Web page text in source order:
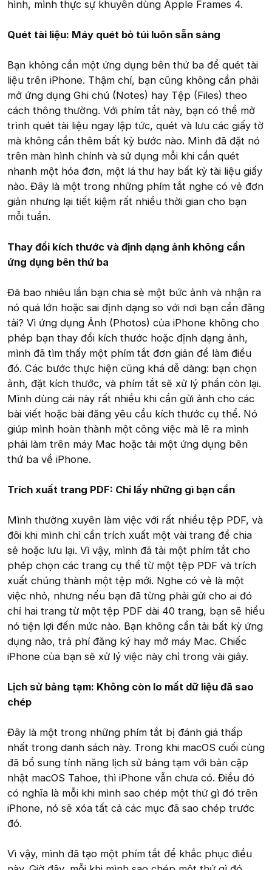
hình, mình thực sự khuyên dùng Apple Frames 4.
Quét tài liệu: Máy quét bỏ túi luôn sẵn sàng
Bạn không cần một ứng dụng bên thứ ba để quét tài
liệu trên iPhone. Thậm chí, bạn cũng không cần phải
mở ứng dụng Ghi chú (Notes) hay Tệp (Files) theo
cách thông thường. Với phím tắt này, bạn có thể mở
trình quét tài liệu ngay lập tức, quét và lưu các giấy tờ
mà không cần thêm bất kỳ bước nào. Mình đã đặt nó
trên màn hình chính và sử dụng mỗi khi cần quét
nhanh một hóa đơn, một lá thư hay bất kỳ tài liệu giấy
nào. Đây là một trong những phím tắt nghe có vẻ đơn
giản nhưng lại tiết kiệm rất nhiều thời gian cho bạn
mỗi tuần.
Thay đổi kích thước và định dạng ảnh không cần
ứng dụng bên thứ ba
Đã bao nhiêu lần bạn chia sẻ một bức ảnh và nhận ra
nó quá lớn hoặc sai định dạng so với nơi bạn cần đăng
tải? Vì ứng dụng Ảnh (Photos) của iPhone không cho
phép bạn thay đổi kích thước hoặc định dạng ảnh,
mình đã tìm thấy một phím tắt đơn giản để làm điều
đó. Các bước thực hiện cũng khá dễ dàng: bạn chọn
ảnh, đặt kích thước, và phím tắt sẽ xử lý phần còn lại.
Mình dùng cái này rất nhiều khi cần gửi ảnh cho các
bài viết hoặc bài đăng yêu cầu kích thước cụ thể. Nó
giúp mình hoàn thành một công việc mà lẽ ra mình
phải làm trên máy Mac hoặc tải một ứng dụng bên
thứ ba về iPhone.
Trích xuất trang PDF: Chỉ lấy những gì bạn cần
Mình thường xuyên làm việc với rất nhiều tệp PDF, và
đôi khi mình chỉ cần trích xuất một vài trang để chia
sẻ hoặc lưu lại. Vì vậy, mình đã tải một phím tắt cho
phép chọn các trang cụ thể từ một tệp PDF và trích
xuất chúng thành một tệp mới. Nghe có vẻ là một
việc nhỏ, nhưng nếu bạn đã từng phải gửi cho ai đó
chỉ hai trang từ một tệp PDF dài 40 trang, bạn sẽ hiểu
nó tiện lợi đến mức nào. Bạn không cần tải bất kỳ ứng
dụng nào, trả phí đăng ký hay mở máy Mac. Chiếc
iPhone của bạn sẽ xử lý việc này chỉ trong vài giây.
Lịch sử bảng tạm: Không còn lo mất dữ liệu đã sao
chép
Đây là một trong những phím tắt bị đánh giá thấp
nhất trong danh sách này. Trong khi macOS cuối cùng
đã bổ sung tính năng lịch sử bảng tạm với bản cập
nhật macOS Tahoe, thì iPhone vẫn chưa có. Điều đó
có nghĩa là mỗi khi mình sao chép một thứ gì đó trên
iPhone, nó sẽ xóa tất cả các mục đã sao chép trước
đó.
Vì vậy, mình đã tạo một phím tắt để khắc phục điều